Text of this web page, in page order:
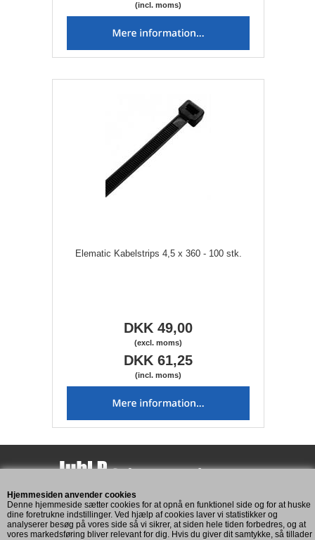
Hjemmesiden anvender cookies
Denne hjemmeside sætter cookies for at opnå en funktionel side og for at huske
dine foretrukne indstillinger. Ved hjælp af cookies laver vi statistikker og
analyserer besøg på vores side så vi sikrer, at siden hele tiden forbedres, og at
vores markedsføring bliver relevant for dig. Hvis du giver dit samtykke, så tillader
(incl. moms)
Elematic Kabelstrips 4,5 x 360 - 100 stk.
DKK 49,00
(excl. moms)
DKK 61,25
(incl. moms)
Assensvej 193
5771 Stenstrup
CVR: 11269893